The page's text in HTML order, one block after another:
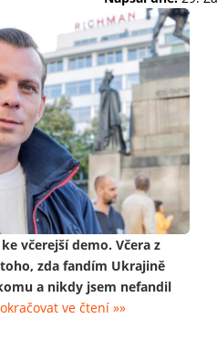
včerejší demo. Včera z
zda fandím Ukrajině
a nikdy jsem nefandil
ve čtení »»